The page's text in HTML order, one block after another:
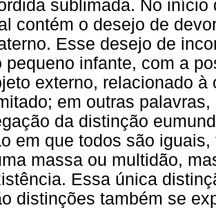
sublimada. No
contém o desejo de
Esse desejo de
pequeno infante, com a
externo, relacionado
em outras
da distinção
em que todos são
massa ou multidão,
Essa única
distinções também se